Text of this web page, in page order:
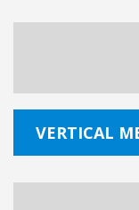
VERTICAL